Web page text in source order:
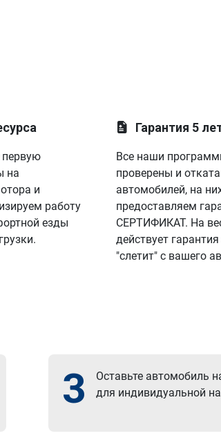
на
и
работу
езды
Гарантия 5
Все наши
проверены и
автомобилей, на
предоставляем
СЕРТИФИКАТ. На
действует
"слетит" с вашего
3
Оставьте автомобиль
для индивидуальной